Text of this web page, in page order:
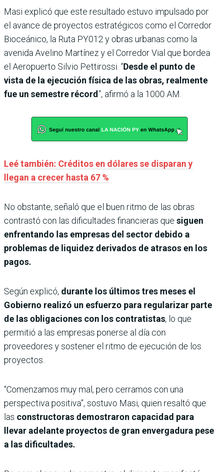
Masi explicó que este resultado estuvo impulsado por
el avance de proyectos estratégicos como el Corredor
Bioceánico, la Ruta PY012 y obras urbanas como la
avenida Avelino Martínez y el Corredor Vial que bordea
el Aeropuerto Silvio Pettirossi. “Desde el punto de
vista de la ejecución física de las obras, realmente
fue un semestre récord”, afirmó a la 1000 AM.
Leé también: Créditos en dólares se disparan y
llegan a crecer hasta 67 %
No obstante, señaló que el buen ritmo de las obras
contrastó con las dificultades financieras que siguen
enfrentando las empresas del sector debido a
problemas de liquidez derivados de atrasos en los
pagos.
Según explicó, durante los últimos tres meses el
Gobierno realizó un esfuerzo para regularizar parte
de las obligaciones con los contratistas, lo que
permitió a las empresas ponerse al día con
proveedores y sostener el ritmo de ejecución de los
proyectos.
“Comenzamos muy mal, pero cerramos con una
perspectiva positiva”, sostuvo Masi, quien resaltó que
las constructoras demostraron capacidad para
llevar adelante proyectos de gran envergadura pese
a las dificultades.